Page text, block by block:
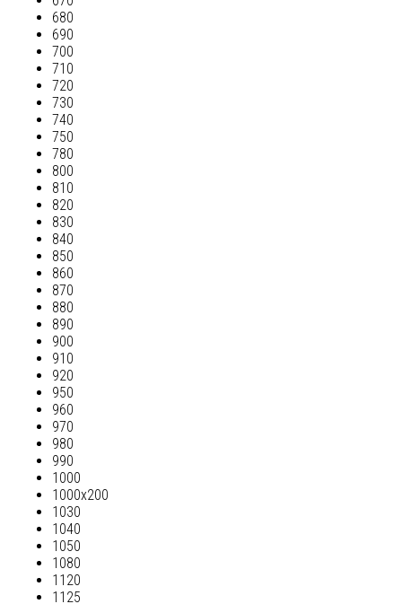
680
690
700
710
720
730
740
750
780
800
810
820
830
840
850
860
870
880
890
900
910
920
950
960
970
980
990
1000
1000х200
1030
1040
1050
1080
1120
1125